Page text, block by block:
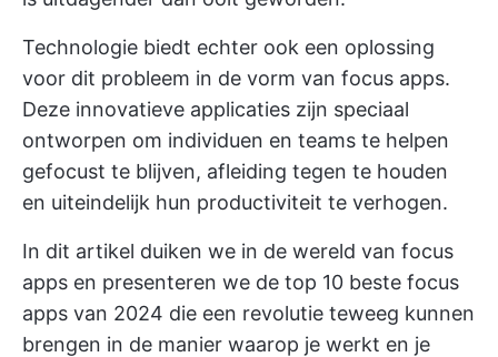
Technologie biedt echter ook een oplossing
voor dit probleem in de vorm van focus apps.
Deze innovatieve applicaties zijn speciaal
ontworpen om individuen en teams te helpen
gefocust te blijven, afleiding tegen te houden
en uiteindelijk hun productiviteit te verhogen.
In dit artikel duiken we in de wereld van focus
apps en presenteren we de top 10 beste focus
apps van 2024 die een revolutie teweeg kunnen
brengen in de manier waarop je werkt en je